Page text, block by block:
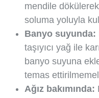
mendile
soluma yoluyla
Banyo suyunda:
taşıyıcı yağ ile
banyo suyuna
temas
Ağız bakımında: